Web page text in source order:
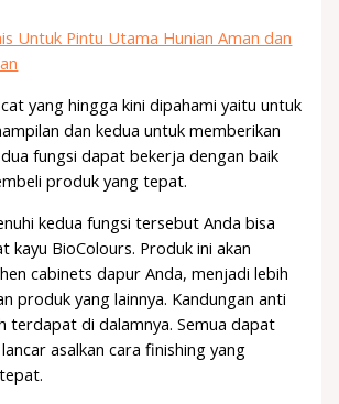
Untuk Pintu Utama Hunian Aman dan
yang hingga kini dipahami yaitu untuk
dan kedua untuk memberikan
fungsi dapat bekerja dengan baik
produk yang tepat.
kedua fungsi tersebut Anda bisa
kayu BioColours. Produk ini akan
cabinets dapur Anda, menjadi lebih
produk yang lainnya. Kandungan anti
terdapat di dalamnya. Semua dapat
asalkan cara finishing yang